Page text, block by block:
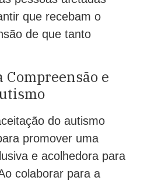
que recebam o
de que tanto
Compreensão e
do autismo
promover uma
e acolhedora para
colaborar para a